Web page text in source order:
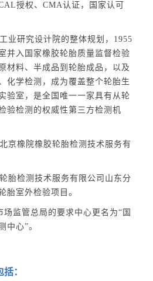
授权、CMA认证，国家认可
业研究设计院的整体规划，1955
并入国家橡胶轮胎质量监督检验
材料、半成品到轮胎成品，以及
化学检测，成为覆盖整个轮胎生
验室，是全国唯一一家具有从轮
验检测的权威性第三方检测机
京橡院橡胶轮胎检测技术服务有
胎检测技术服务有限公司山东分
胎室外检验项目。
场监管总局的要求中心更名为“国
中心”。
：